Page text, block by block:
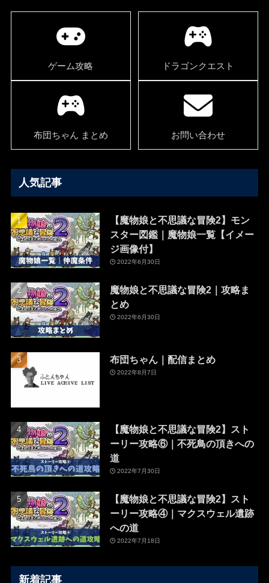
ゲーム攻略 ドラゴンクエスト
布団ちゃん まとめ お問い合わせ
人気記事
【魔物娘と不思議な冒険2】モン
スター図鑑｜魔物娘一覧【イメー
ジ画像付】
2022年6月30日
魔物娘と不思議な冒険2｜攻略ま
とめ
2022年6月30日
布団ちゃん｜配信まとめ
2022年8月7日
【魔物娘と不思議な冒険2】スト
ーリー攻略⑥｜不死鳥の頂きへの
道
2022年7月30日
【魔物娘と不思議な冒険2】スト
ーリー攻略④｜マクスウェル遺跡
への道
2022年7月18日
新着記事